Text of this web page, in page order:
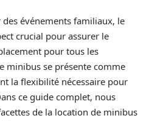
des événements familiaux, le
crucial pour assurer le
pour tous les
minibus se présente comme
la flexibilité nécessaire pour
ce guide complet, nous
de la location de minibus